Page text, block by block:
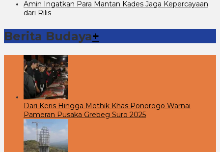
Amin Ingatkan Para Mantan Kades Jaga Kepercayaan
dari Rilis
Berita Budaya+
Dari Keris Hingga Mothik Khas Ponorogo Warnai
Pameran Pusaka Grebeg Suro 2025